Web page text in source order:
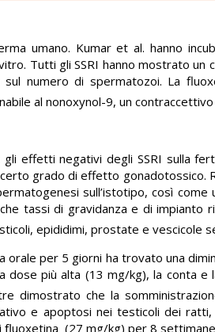
umano. Kumar et al. hanno
Tutti gli SSRI hanno mostrato
numero di spermatozoi. La
al nonoxynol-9, un
effetti negativi degli SSRI sulla
grado di effetto
sull’istotipo, così come
tassi di gravidanza e di
epididimi, prostate e vescicole
per 5 giorni ha trovato una
più alta (13 mg/kg), la conta
dimostrato che la
e apoptosi nei testicoli dei
(27 mg/kg) per 8